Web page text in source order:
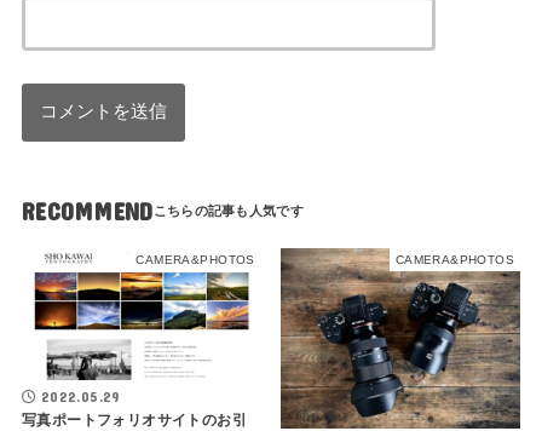
RECOMMEND
CAMERA&PHOTOS
2022.05.29
写真ポートフォリオサイトのお引
CAMERA&PHOTOS